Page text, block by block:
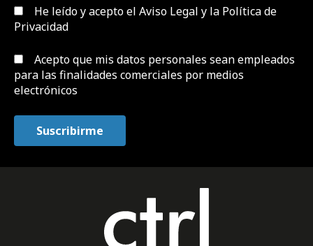
He leído y acepto el Aviso Legal y la Política de
Privacidad
Acepto que mis datos personales sean empleados
para las finalidades comerciales por medios
electrónicos